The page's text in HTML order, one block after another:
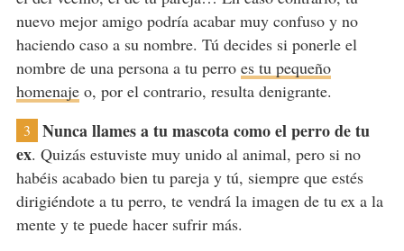
nuevo mejor amigo podría acabar muy confuso y no
haciendo caso a su nombre. Tú decides si ponerle el
nombre de una persona a tu perro es tu pequeño
homenajeo, por el contrario, resulta denigrante.
3
Nunca llames a tu mascota como el perro de tu
ex. Quizás estuviste muy unido al animal, pero si no
habéis acabado bien tu pareja y tú, siempre que estés
dirigiéndote a tu perro, te vendrá la imagen de tu ex a la
mente y te puede hacer sufrir más.